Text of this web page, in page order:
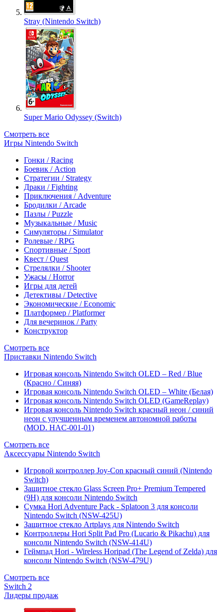
Stray (Nintendo Switch)
Super Mario Odyssey (Switch)
Смотреть все
Игры Nintendo Switch
Гонки / Racing
Боевик / Action
Стратегии / Strategy
Драки / Fighting
Приключения / Adventure
Бродилки / Arcade
Пазлы / Puzzle
Музыкальные / Music
Симуляторы / Simulator
Ролевые / RPG
Спортивные / Sport
Квест / Quest
Стрелялки / Shooter
Ужасы / Horror
Игры для детей
Детективы / Detective
Экономические / Economic
Платформер / Platformer
Для вечеринок / Party
Конструктор
Смотреть все
Приставки Nintendo Switch
Игровая консоль Nintendo Switch OLED – Red / Blue
(Красно / Синяя)
Игровая консоль Nintendo Switch OLED – White (Белая)
Игровая консоль Nintendo Switch OLED (GameReplay)
Игровая консоль Nintendo Switch красный неон / синий
неон с улучшенным временем автономной работы
(MOD. HAC-001-01)
Смотреть все
Аксессуары Nintendo Switch
Игровой контроллер Joy-Con красный синий (Nintendo
Switch)
Защитное стекло Glass Screen Pro+ Premium Tempered
(9H) для консоли Nintendo Switch
Сумка Hori Adventure Pack - Splatoon 3 для консоли
Nintendo Switch (NSW-425U)
Защитное стекло Artplays для Nintendo Switch
Контроллеры Hori Split Pad Pro (Lucario & Pikachu) для
консоли Nintendo Switch (NSW-414U)
Геймпад Hori - Wireless Horipad (The Legend of Zelda) для
консоли Nintendo Switch (NSW-479U)
Смотреть все
Switch 2
Лидеры продаж